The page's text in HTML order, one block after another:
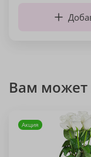
Вам может
Акция